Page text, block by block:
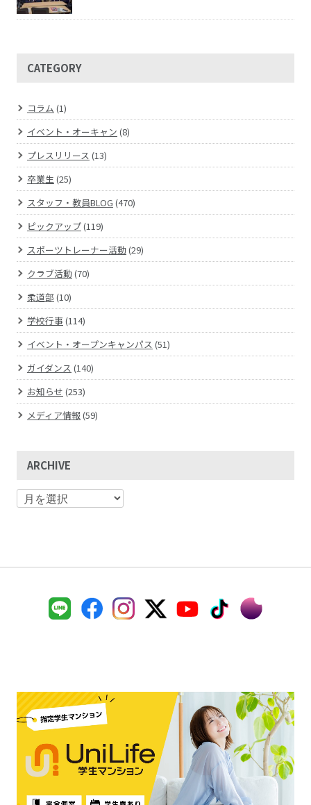
CATEGORY
コラム (1)
イベント・オーキャン (8)
プレスリリース (13)
卒業生 (25)
スタッフ・教員BLOG (470)
ピックアップ(119)
スポーツトレーナー活動(29)
クラブ活動(70)
柔道部 (10)
学校行事(114)
イベント・オープンキャンパス (51)
ガイダンス (140)
お知らせ (253)
メディア情報(59)
ARCHIVE